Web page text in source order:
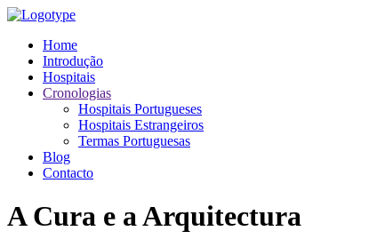
Home
Introdução
Hospitais
Cronologias
Hospitais Portugueses
Hospitais Estrangeiros
Termas Portuguesas
Blog
Contacto
A Cura e a Arquitectura